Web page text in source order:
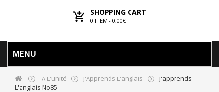
SHOPPING CART
0 ITEM - 0,00€
MENU
A L'unité J'Apprends L'anglais
J'apprends
L'anglais No85